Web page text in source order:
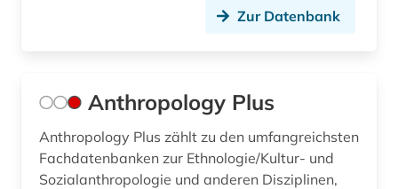
historiker (1)
historische karte (1)
hochkulturen (1)
Zur Datenbank
Anthropology Plus
Anthropology Plus zählt zu den umfangreichsten
Fachdatenbanken zur Ethnologie/Kultur- und
Sozialanthropologie und anderen Disziplinen,